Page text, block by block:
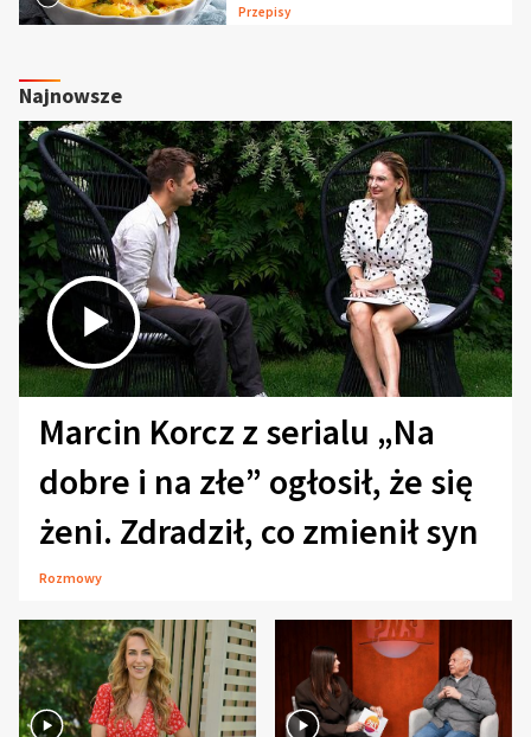
Przepisy
Najnowsze
Marcin Korcz z serialu „Na
dobre i na złe” ogłosił, że się
żeni. Zdradził, co zmienił syn
Rozmowy